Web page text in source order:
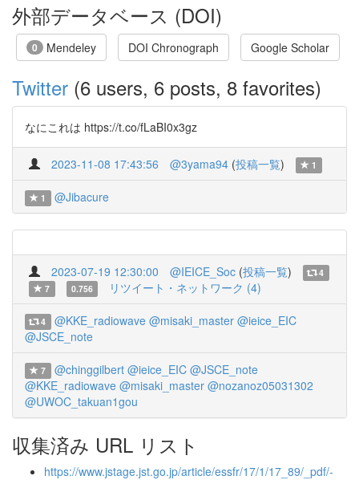
外部データベース (DOI)
0 Mendeley DOI Chronograph Google Scholar
Twitter (6 users, 6 posts, 8 favorites)
なにこれは https://t.co/fLaBI0x3gz
2023-11-08 17:43:56 @3yama94 (投稿一覧) 1
1 @Jibacure
2023-07-19 12:30:00 @IEICE_Soc (投稿一覧)
4
7
0.756 リツイート・ネットワーク (4)
4 @KKE_radiowave @misaki_master @ieice_EIC
@JSCE_note
7 @chinggilbert @ieice_EIC @JSCE_note
@KKE_radiowave @misaki_master @nozanoz05031302
@UWOC_takuan1gou
収集済み URL リスト
https://www.jstage.jst.go.jp/article/essfr/17/1/17_89/_pdf/-